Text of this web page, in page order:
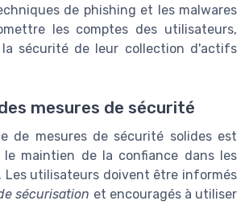
de phishing et les malwares
les comptes des utilisateurs,
sécurité de leur collection d'actifs
mesures de sécurité
de mesures de sécurité solides est
le maintien de la confiance dans les
Les utilisateurs doivent être informés
sécurisation et encouragés à utiliser